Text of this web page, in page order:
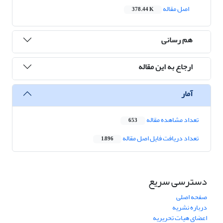
اصل مقاله
378.44 K
هم رسانی
ارجاع به این مقاله
آمار
تعداد مشاهده مقاله 653
تعداد دریافت فایل اصل مقاله 1,896
دسترسی سریع
صفحه اصلی
درباره نشریه
اعضای هیات تحریریه